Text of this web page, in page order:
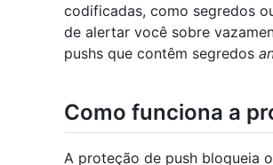
codificadas, como segredos
de alertar você sobre
pushs que contêm segredos
Como funciona a
A proteção de push bloqueia